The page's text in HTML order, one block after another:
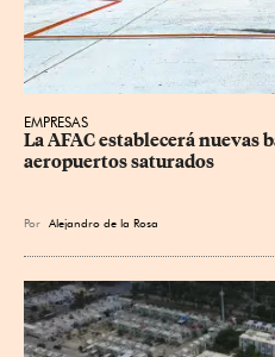
EMPRESAS
La AFAC establecerá nuevas
aeropuertos saturados
Por Alejandro de la Rosa